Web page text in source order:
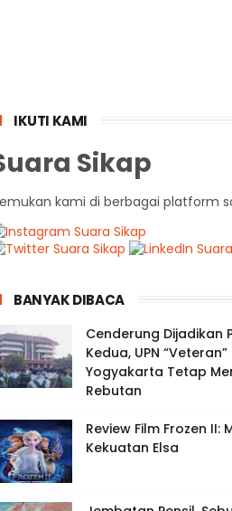
IKUTI KAMI
Sikap
kami di berbagai platform
BANYAK DIBACA
Cenderung Dijadikan
Kedua, UPN “Veteran”
Yogyakarta Tetap
Rebutan
Review Film Frozen II:
Kekuatan Elsa